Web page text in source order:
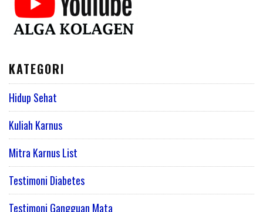
KATEGORI
Hidup Sehat
Kuliah Karnus
Mitra Karnus List
Testimoni Diabetes
Testimoni Gangguan Mata